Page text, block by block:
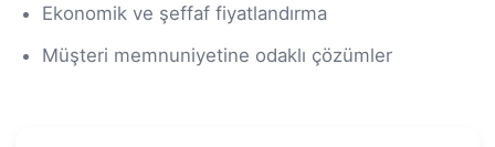
Ekonomik ve şeffaf fiyatlandırma
Müşteri memnuniyetine odaklı çözümler